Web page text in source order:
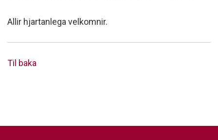
Allir hjartanlega velkomnir.
Til baka